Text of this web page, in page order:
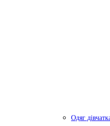
Одяг